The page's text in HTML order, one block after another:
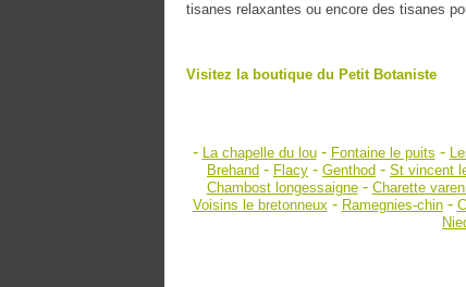
tisanes relaxantes ou encore des tisanes
Visitez la boutique du Petit Botaniste
- La chapelle du lou- Fontaine le puits -
Brehand - Flacy - Genthod - St vincent
Chambost longessaigne- Charette
Voisins le bretonneux - Ramegnies-chin-